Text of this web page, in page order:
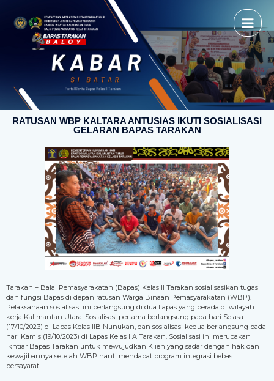
RATUSAN WBP KALTARA ANTUSIAS IKUTI SOSIALISASI
GELARAN BAPAS TARAKAN
Tarakan – Balai Pemasyarakatan (Bapas) Kelas II Tarakan sosialisasikan tugas
dan fungsi Bapas di depan ratusan Warga Binaan Pemasyarakatan (WBP).
Pelaksanaan sosialisasi ini berlangsung di dua Lapas yang berada di wilayah
kerja Kalimantan Utara. Sosialisasi pertama berlangsung pada hari Selasa
(17/10/2023) di Lapas Kelas IIB Nunukan, dan sosialisasi kedua berlangsung pada
hari Kamis (19/10/2023) di Lapas Kelas IIA Tarakan. Sosialisasi ini merupakan
ikhtiar Bapas Tarakan untuk mewujudkan Klien yang sadar dengan hak dan
kewajibannya setelah WBP nanti mendapat program integrasi bebas
bersayarat.